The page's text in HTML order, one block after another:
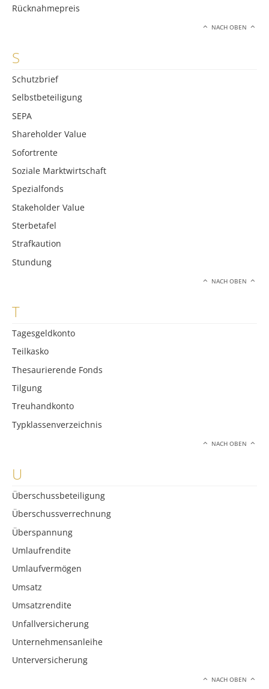
Rücknahmepreis
NACH OBEN
S
Schutzbrief
Selbstbeteiligung
SEPA
Shareholder Value
Sofortrente
Soziale Marktwirtschaft
Spezialfonds
Stakeholder Value
Sterbetafel
Strafkaution
Stundung
NACH OBEN
T
Tagesgeldkonto
Teilkasko
Thesaurierende Fonds
Tilgung
Treuhandkonto
Typklassenverzeichnis
NACH OBEN
U
Überschussbeteiligung
Überschussverrechnung
Überspannung
Umlaufrendite
Umlaufvermögen
Umsatz
Umsatzrendite
Unfallversicherung
Unternehmensanleihe
Unterversicherung
NACH OBEN